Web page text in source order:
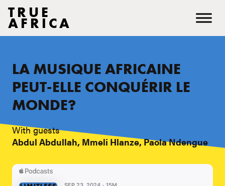
TRUE
AFRICA
LA MUSIQUE AFRICAINE
PEUT-ELLE CONQUÉRIR LE
MONDE?
With guests
Abdul Abdullah, Mmeli Hlanze, Paola Ndengue